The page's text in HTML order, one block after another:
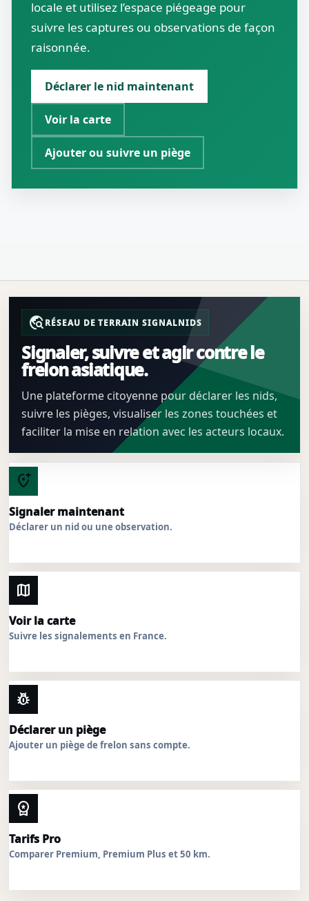
locale et utilisez l’espace piégeage pour
suivre les captures ou observations de façon
raisonnée.
Déclarer le nid maintenant
Voir la carte
Ajouter ou suivre un piège
travel_exploreRÉSEAU DE TERRAIN SIGNALNIDS
Signaler, suivre et agir contre le
frelon asiatique.
Une plateforme citoyenne pour déclarer les nids,
suivre les pièges, visualiser les zones touchées et
faciliter la mise en relation avec les acteurs locaux.
add_location_alt
Signaler maintenant
Déclarer un nid ou une observation.
map
Voir la carte
Suivre les signalements en France.
pest_control
Déclarer un piège
Ajouter un piège de frelon sans compte.
workspace_premium
Tarifs Pro
Comparer Premium, Premium Plus et 50 km.